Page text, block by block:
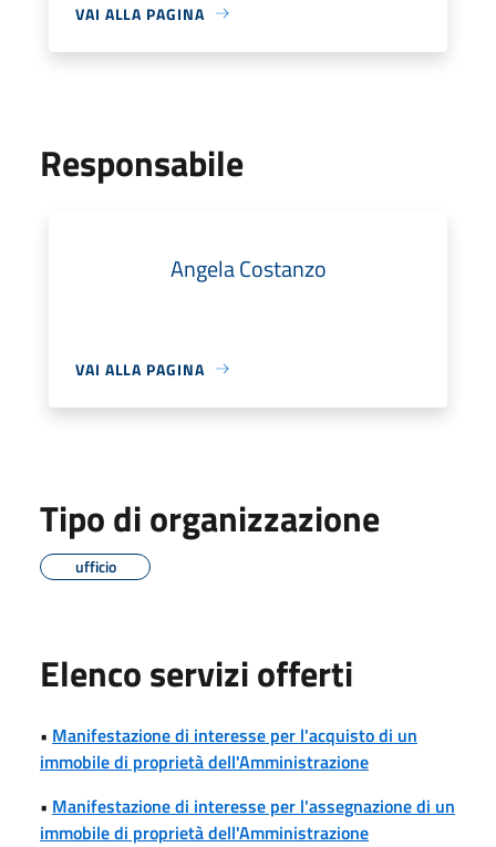
VAI ALLA PAGINA
Responsabile
Angela Costanzo
VAI ALLA PAGINA
Tipo di organizzazione
ufficio
Elenco servizi offerti
• Manifestazione di interesse per l'acquisto di un
immobile di proprietà dell'Amministrazione
• Manifestazione di interesse per l'assegnazione di un
immobile di proprietà dell'Amministrazione